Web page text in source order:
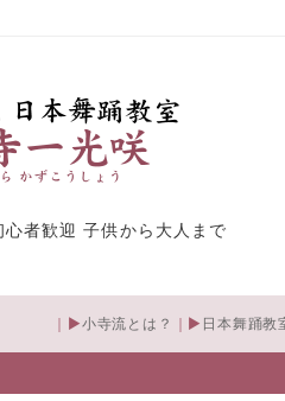
者歓迎 子供から大人まで
小寺流とは？ 日本舞踊教